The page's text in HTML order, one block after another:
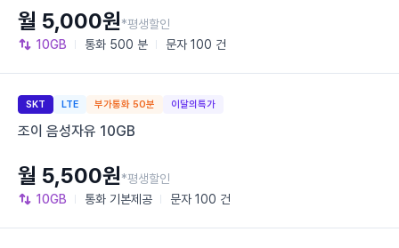
10GB 통화 500 분 문자 100 건
월 5,000원*평생할인
SKT LTE 부가통화 50분 이달의특가
조이 음성자유 10GB
10GB 통화 기본제공 문자 100 건
월 5,500원*평생할인